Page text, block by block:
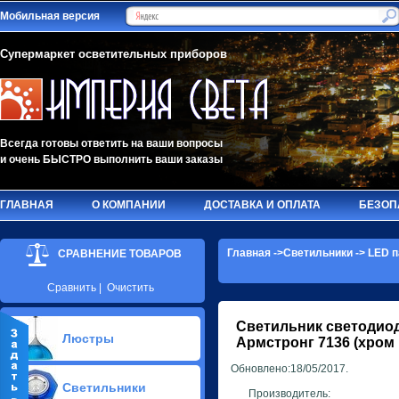
Мобильная версия
Супермаркет осветительных приборов
Всегда готовы ответить на ваши вопросы
и очень БЫСТРО выполнить ваши заказы
ГЛАВНАЯ О КОМПАНИИ ДОСТАВКА И ОПЛАТА
Главная ->Светильники -> LED
Светильник
Армстронг 7136
Обновлено:18/05/2017.
Производитель:
СРАВНЕНИЕ ТОВАРОВ
Сравнить Очистить
Люстры
Припотолочные люстры(627)
Потолочные люстры Led(63)
Светильники